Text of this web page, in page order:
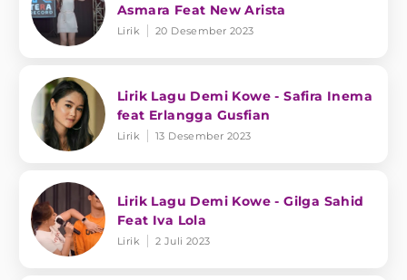
Asmara Feat New Arista
Lirik 20 Desember 2023
Lirik Lagu Demi Kowe - Safira Inema
feat Erlangga Gusfian
Lirik 13 Desember 2023
Lirik Lagu Demi Kowe - Gilga Sahid
Feat Iva Lola
Lirik 2 Juli 2023